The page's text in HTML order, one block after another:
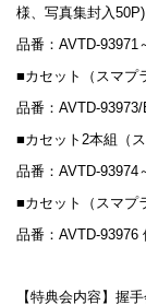
様、写真集封入50P)
品番：AVTD-93971
■カセット（スマプ
品番：AVTD-
■カセット2本組（ス
品番：AVTD-93974
■カセット（スマプ
品番：AVTD-93976
【特典会内容】握